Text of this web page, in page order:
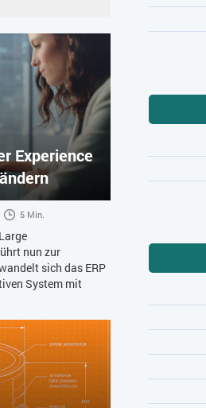
Experience
5 Min.
nun zur
sich das ERP
System mit